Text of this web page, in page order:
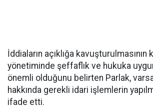
İddiaların açıklığa kavuşturulmasının
yönetiminde şeffaflık ve hukuka
önemli olduğunu belirten Parlak,
hakkında gerekli idari işlemlerin
ifade etti.